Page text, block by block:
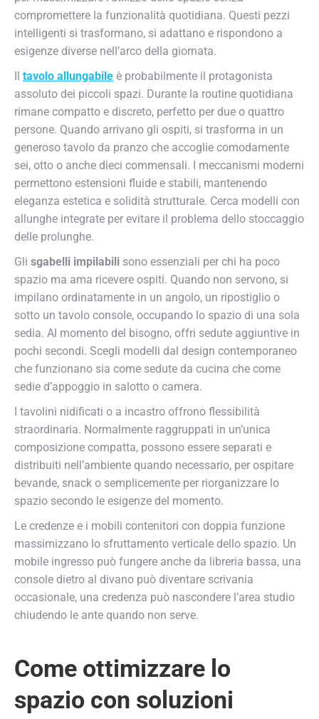
compromettere la funzionalità quotidiana. Questi pezzi
intelligenti si trasformano, si adattano e rispondono a
esigenze diverse nell’arco della giornata.
Il tavolo allungabile è probabilmente il protagonista
assoluto dei piccoli spazi. Durante la routine quotidiana
rimane compatto e discreto, perfetto per due o quattro
persone. Quando arrivano gli ospiti, si trasforma in un
generoso tavolo da pranzo che accoglie comodamente
sei, otto o anche dieci commensali. I meccanismi moderni
permettono estensioni fluide e stabili, mantenendo
eleganza estetica e solidità strutturale. Cerca modelli con
allunghe integrate per evitare il problema dello stoccaggio
delle prolunghe.
Gli sgabelli impilabili sono essenziali per chi ha poco
spazio ma ama ricevere ospiti. Quando non servono, si
impilano ordinatamente in un angolo, un ripostiglio o
sotto un tavolo console, occupando lo spazio di una sola
sedia. Al momento del bisogno, offri sedute aggiuntive in
pochi secondi. Scegli modelli dal design contemporaneo
che funzionano sia come sedute da cucina che come
sedie d’appoggio in salotto o camera.
I tavolini nidificati o a incastro offrono flessibilità
straordinaria. Normalmente raggruppati in un’unica
composizione compatta, possono essere separati e
distribuiti nell’ambiente quando necessario, per ospitare
bevande, snack o semplicemente per riorganizzare lo
spazio secondo le esigenze del momento.
Le credenze e i mobili contenitori con doppia funzione
massimizzano lo sfruttamento verticale dello spazio. Un
mobile ingresso può fungere anche da libreria bassa, una
console dietro al divano può diventare scrivania
occasionale, una credenza può nascondere l’area studio
chiudendo le ante quando non serve.
Come ottimizzare lo
spazio con soluzioni